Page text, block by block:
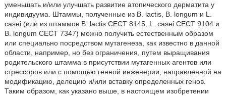
уменьшать и/или улучшать развитие атопического дерматита у
индивидуума. Штаммы, полученные из В. lactis, В. longum и L.
casei (или из штаммов В. lactis СЕСТ 8145, L. casei СЕСТ 9104 и
В. longum СЕСТ 7347) можно получить естественным образом
или специально посредством мутагенеза, как известно в данной
области, например, но без ограничения, путем выращивания
родительского штамма в присутствии мутагенных агентов или
стрессоров или с помощью генной инженерии, направленной на
модификацию, делецию и/или вставку определенных генов.
Таким образом, как указано выше, в настоящем изобретении